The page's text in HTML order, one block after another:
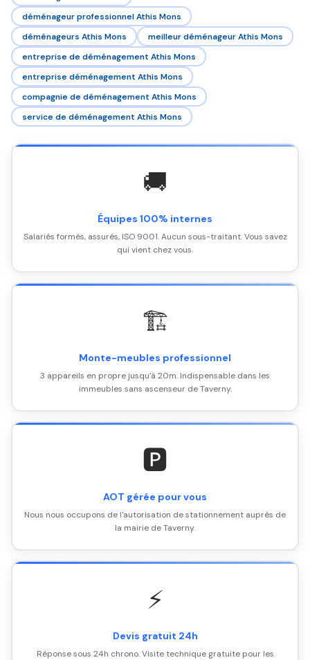
déménageur professionnel Athis Mons
déménageurs Athis Mons
meilleur déménageur Athis Mons
entreprise de déménagement Athis Mons
entreprise déménagement Athis Mons
compagnie de déménagement Athis Mons
service de déménagement Athis Mons
🚚
Équipes 100% internes
Salariés formés, assurés, ISO 9001. Aucun sous-traitant. Vous savez
qui vient chez vous.
🏗️
Monte-meubles professionnel
3 appareils en propre jusqu'à 20m. Indispensable dans les
immeubles sans ascenseur de Taverny.
🅿️
AOT gérée pour vous
Nous nous occupons de l'autorisation de stationnement auprès de
la mairie de Taverny.
⚡
Devis gratuit 24h
Réponse sous 24h chrono. Visite technique gratuite pour les